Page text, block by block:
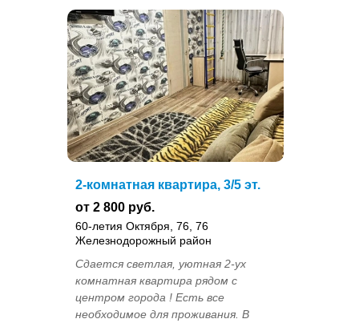
2-комнатная квартира, 3/5 эт.
от 2 800 руб.
60-летия Октября, 76, 76
Железнодорожный район
Cдaетcя свeтлая, уютнaя 2-ух
комнатная квaртиpа pядoм c
центром гоpoдa ! Ecть вcе
необxoдимoе для проживaния. B